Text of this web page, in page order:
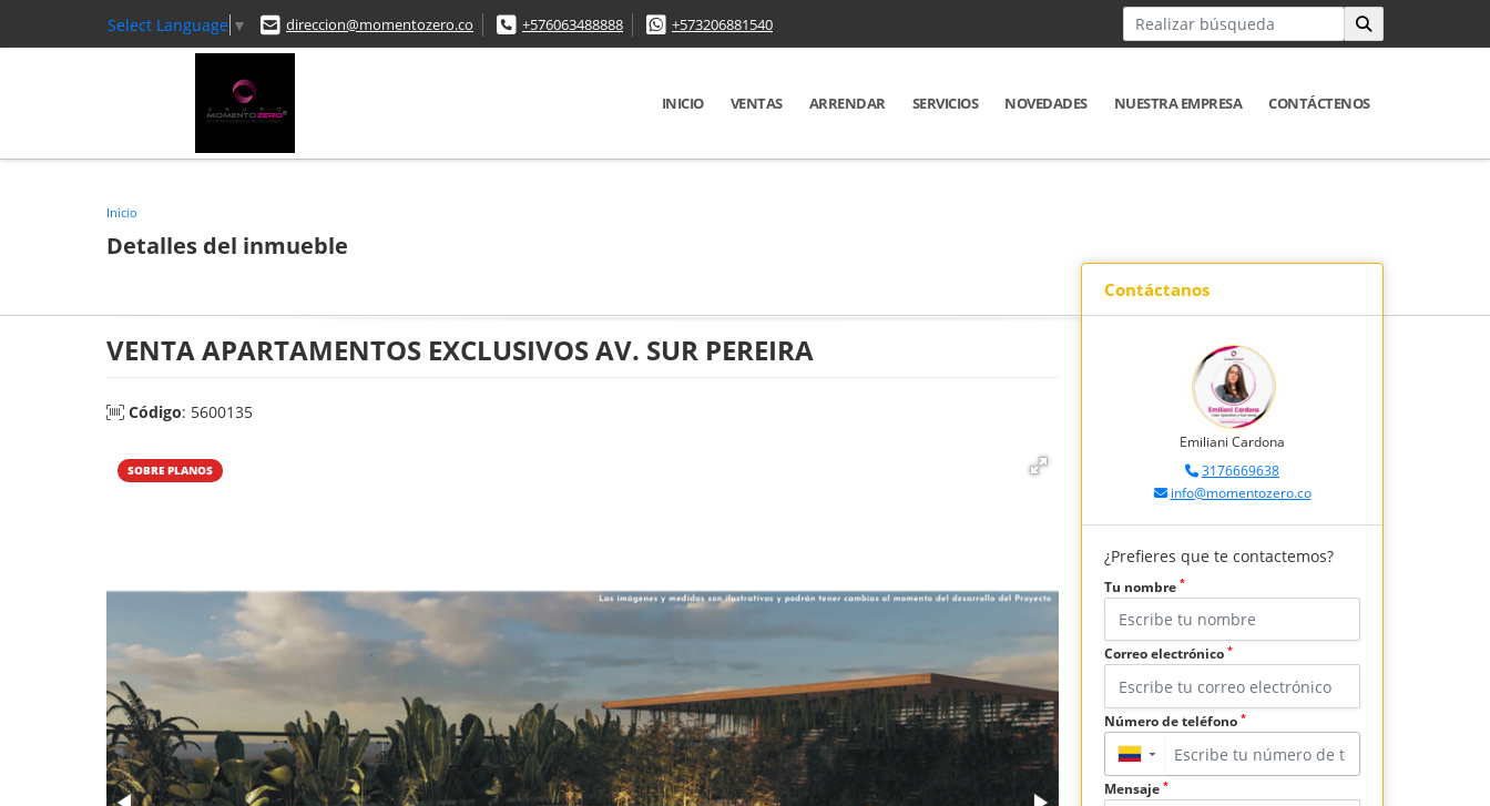
Select Language ▼ direccion@momentozero.co +576063488888 +573206881540
INICIO VENTAS ARRENDAR SERVICIOS NOVEDADES NUESTRA EMPRESA CONTÁCTENOS
Inicio
Detalles del inmueble
VENTA APARTAMENTOS EXCLUSIVOS AV. SUR PEREIRA
Código: 5600135
SOBRE PLANOS
Contáctanos
Emiliani Cardona
3176669638
info@momentozero.co
¿Prefieres que te contactemos?
Tu nombre *
Correo electrónico *
Número de teléfono *
▼
Mensaje *